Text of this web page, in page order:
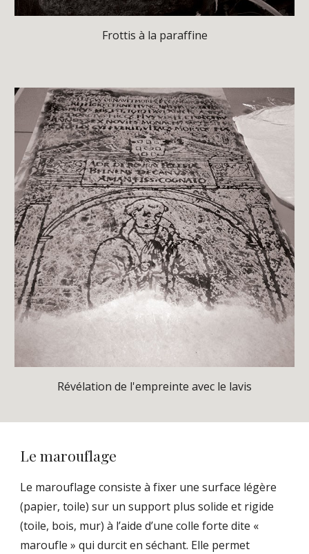
Frottis à la paraffine
Révélation de l'empreinte avec le lavis
Le marouflage
Le marouflage consiste à fixer une surface légère
(papier, toile) sur un support plus solide et rigide
(toile, bois, mur) à l’aide d’une colle forte dite «
maroufle » qui durcit en séchant. Elle permet